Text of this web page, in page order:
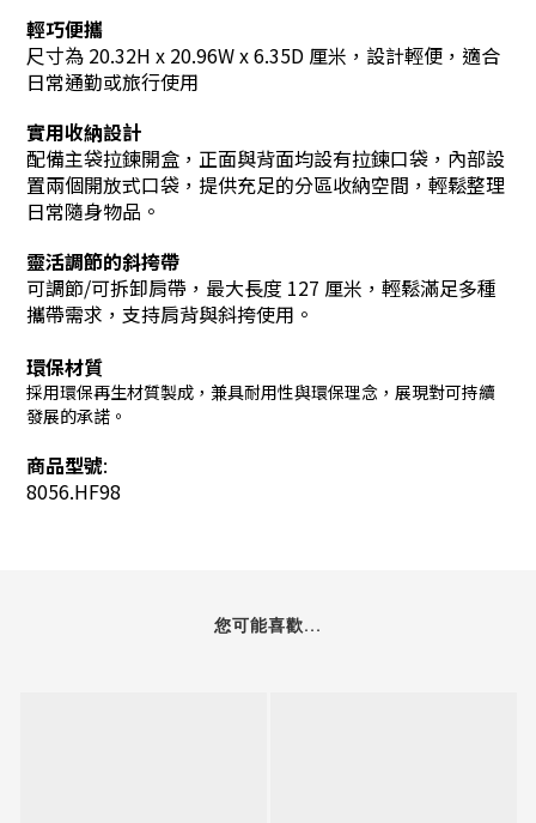
輕巧便攜
尺寸為 20.32H x 20.96W x 6.35D 厘米，設計輕便，適合
日常通勤或旅行使用
實用收納設計
配備主袋拉鍊開盒，正面與背面均設有拉鍊口袋，內部設
置兩個開放式口袋，提供充足的分區收納空間，輕鬆整理
日常隨身物品。
靈活調節的斜挎帶
可調節/可拆卸肩帶， 最大長度 127 厘米，輕鬆滿足多種
攜帶需求， 支持肩背與斜挎使用。
環保材質
採用環保再生材質製成，兼具耐用性與環保理念，展現對可持續
發展的承諾。
商品型號:
8056.HF98
您可能喜歡...